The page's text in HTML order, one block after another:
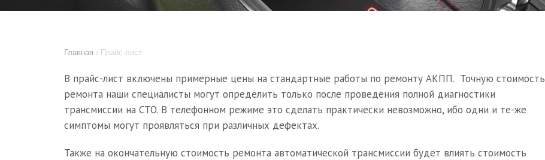
Главная › Прайс-лист
В прайс-лист включены примерные цены на стандартные работы по ремонту АКПП. Точную стоимость
ремонта наши специалисты могут определить только после проведения полной диагностики
трансмиссии на СТО. В телефонном режиме это сделать практически невозможно, ибо одни и те-же
симптомы могут проявляться при различных дефектах.
Также на окончательную стоимость ремонта автоматической трансмиссии будет влиять стоимость